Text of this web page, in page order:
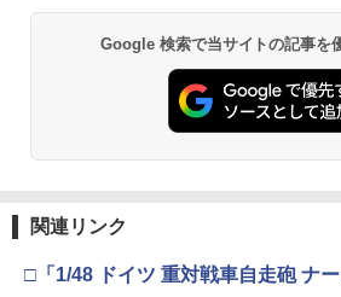
クワガタ × 全4種
￥2,180
4
2026年10月予約
￥2,280
3
MP アンダーレー
ーレイル 20mmレ
ル ピカティニーレ
ル ウィーバーレイ
ムパーツ アンダー
ダーマウントスラ
4
DOUBLE BELL:
莢式用 カートク
3
便】【E-2】
￥7,390
￥10,531
TAMASHII
ツ（真骨彫製法）
RX 約150mm
4
TAMASHII
BANDAI SPIRITS(
30MS Fate/Grand
キャスター 色分け
30MS SIS-H00 セ
分け済みプラモデ
東京マルイ
USP HG 18歳以上
￥3,409
4
￥4,761
タミヤ クラフト
先細薄刃ニッパー
モデル用工具
型用接着剤 87003
Google 検索で当サイトの記事を
関連リンク
□「1/48 ドイツ 重対戦車自走砲 ナ